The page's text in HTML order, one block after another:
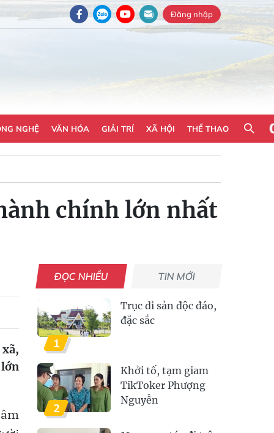
Đăng nhập
NGHỆ VĂN HÓA GIẢI TRÍ XÃ HỘI THỂ THAO
chính lớn nhất
lớn
ĐỌC NHIỀU TIN MỚI
1
Trục di sản độc đáo,
đặc sắc
2
Khởi tố, tạm giam
TikToker Phượng
Nguyễn